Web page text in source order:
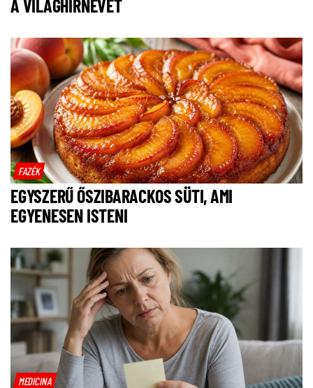
A VILÁGHÍRNEVET
FAZÉK
EGYSZERŰ ŐSZIBARACKOS SÜTI, AMI
EGYENESEN ISTENI
MEDICINA